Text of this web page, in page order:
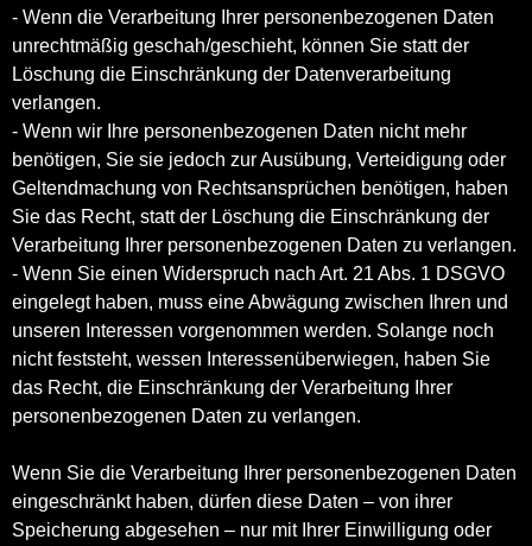
- Wenn die Verarbeitung Ihrer personenbezogenen Daten
unrechtmäßig geschah/geschieht, können Sie statt der
Löschung die Einschränkung der Datenverarbeitung
verlangen.
- Wenn wir Ihre personenbezogenen Daten nicht mehr
benötigen, Sie sie jedoch zur Ausübung, Verteidigung oder
Geltendmachung von Rechtsansprüchen benötigen, haben
Sie das Recht, statt der Löschung die Einschränkung der
Verarbeitung Ihrer personenbezogenen Daten zu verlangen.
- Wenn Sie einen Widerspruch nach Art. 21 Abs. 1 DSGVO
eingelegt haben, muss eine Abwägung zwischen Ihren und
unseren Interessen vorgenommen werden. Solange noch
nicht feststeht, wessen Interessenüberwiegen, haben Sie
das Recht, die Einschränkung der Verarbeitung Ihrer
personenbezogenen Daten zu verlangen.
Wenn Sie die Verarbeitung Ihrer personenbezogenen Daten
eingeschränkt haben, dürfen diese Daten – von ihrer
Speicherung abgesehen – nur mit Ihrer Einwilligung oder